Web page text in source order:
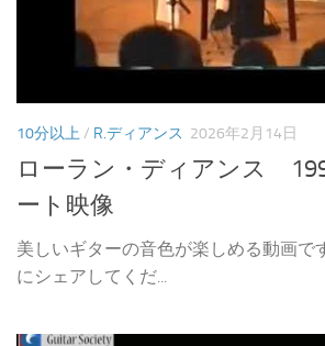
10分以上 / R.ディアンス 2026年2月14日
ローラン・ディアンス
ート映像
美しいギターの音色が楽しめる動画で
にシェアしてくだ...